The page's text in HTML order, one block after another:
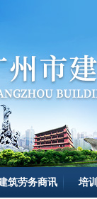
筑劳务商讯 培